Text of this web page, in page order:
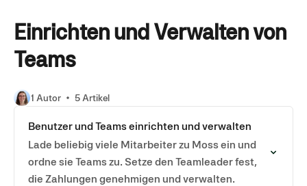
Einrichten und Verwalten von
Teams
1 Autor 5 Artikel
Benutzer und Teams einrichten und verwalten
Lade beliebig viele Mitarbeiter zu Moss ein und
ordne sie Teams zu. Setze den Teamleader fest,
die Zahlungen genehmigen und verwalten.